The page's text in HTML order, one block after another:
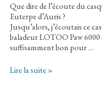
Que dire de l’écoute du
Euterpe d’Auris ?
Jusqu’alors, j’écoutais ce
baladeur LOTOO Paw
suffisamment bon pour …
》
Lire la suite »